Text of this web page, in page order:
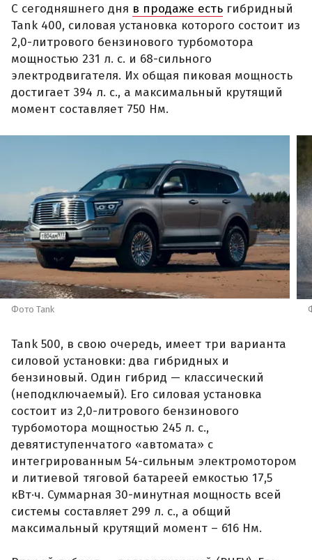
С сегодняшнего дня в продаже есть гибридный
Tank 400, силовая установка которого состоит из
2,0-литрового бензинового турбомотора
мощностью 231 л. с. и 68-сильного
электродвигателя. Их общая пиковая мощность
достигает 394 л. с., а максимальный крутящий
момент составляет 750 Нм.
Фото Tank
Tank 500, в свою очередь, имеет три варианта
силовой установки: два гибридных и
бензиновый. Один гибрид — классический
(неподключаемый). Его силовая установка
состоит из 2,0-литрового бензинового
турбомотора мощностью 245 л. с.,
девятиступенчатого «автомата» с
интегрированным 54-сильным электромотором
и литиевой тяговой батареей емкостью 17,5
кВт·ч. Суммарная 30-минутная мощность всей
системы составляет 299 л. с., а общий
максимальный крутящий момент – 616 Нм.